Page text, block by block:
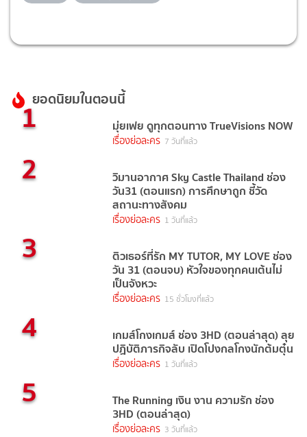
ยอดนิยมในตอนนี้
1 มุ่ยเฟย ดูทุกตอนทาง TrueVisions NOW
เรื่องย่อละคร 7 วันที่แล้ว
2 วิมานอากาศ Sky Castle Thailand ช่อง
วัน31 (ตอนแรก) การศึกษาถูก ชี้วัด
สถานะทางสังคม
เรื่องย่อละคร 1 วันที่แล้ว
3 ติวเธอร์ที่รัก MY TUTOR, MY LOVE ช่อง
วัน 31 (ตอนจบ) หัวใจของทุกคนเต้นไม่
เป็นจังหวะ
เรื่องย่อละคร 15 ชั่วโมงที่แล้ว
4 เกมส์โกงเกมส์ ช่อง 3HD (ตอนล่าสุด) ลุย
ปฏิบัติภารกิจลับ เปิดโปงกลโกงนักต้มตุ๋น
เรื่องย่อละคร 1 วันที่แล้ว
5 The Running เงิน งาน ความรัก ช่อง
3HD (ตอนล่าสุด)
เรื่องย่อละคร 3 วันที่แล้ว